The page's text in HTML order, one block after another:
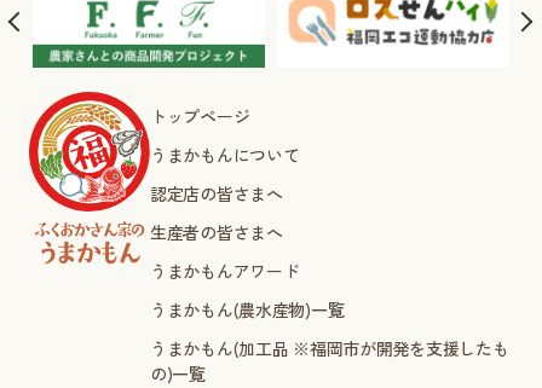
トップページ
うまかもんについて
認定店の皆さまへ
生産者の皆さまへ
うまかもんアワード
うまかもん(農水産物)一覧
うまかもん(加工品 ※福岡市が開発を支援したも
の)一覧